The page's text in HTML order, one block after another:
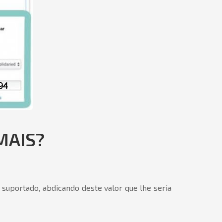
abdicando deste valor que lhe seria